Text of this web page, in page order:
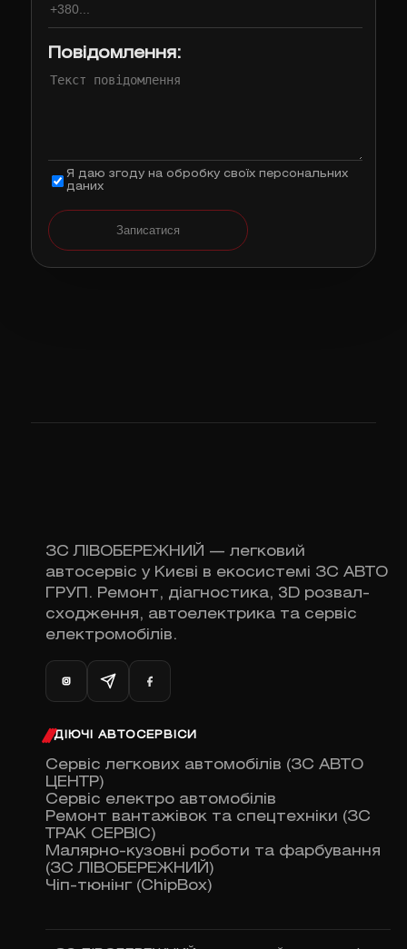
Повідомлення:
Я даю згоду на обробку своїх персональних
даних
Записатися
ЗС ЛІВОБЕРЕЖНИЙ — легковий
автосервіс у Києві в екосистемі ЗС АВТО
ГРУП. Ремонт, діагностика, 3D розвал-
сходження, автоелектрика та сервіс
електромобілів.
ДІЮЧІ АВТОСЕРВІСИ
Сервіс легкових автомобілів (ЗС АВТО
ЦЕНТР)
Сервіс електро автомобілів
Ремонт вантажівок та спецтехніки (ЗС
ТРАК СЕРВІС)
Малярно-кузовні роботи та фарбування
(ЗС ЛІВОБЕРЕЖНИЙ)
Чіп-тюнінг (ChipBox)